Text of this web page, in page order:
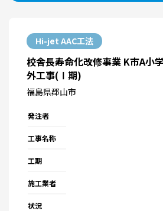
Hi-jet AAC工法
校舎長寿命化改修事業 K市A小
外工事(Ⅰ期)
福島県郡山市
発注者
工事名称
工期
施工業者
状況